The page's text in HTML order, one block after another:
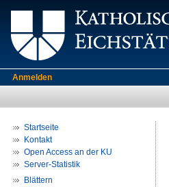
Anmelden
Startseite
Kontakt
Open Access an der KU
Server-Statistik
Blättern